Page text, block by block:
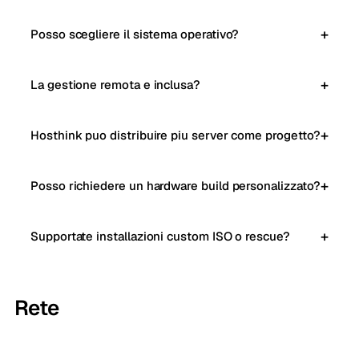
Posso scegliere il sistema operativo?
La gestione remota e inclusa?
Hosthink puo distribuire piu server come progetto?
Posso richiedere un hardware build personalizzato?
Supportate installazioni custom ISO o rescue?
Rete